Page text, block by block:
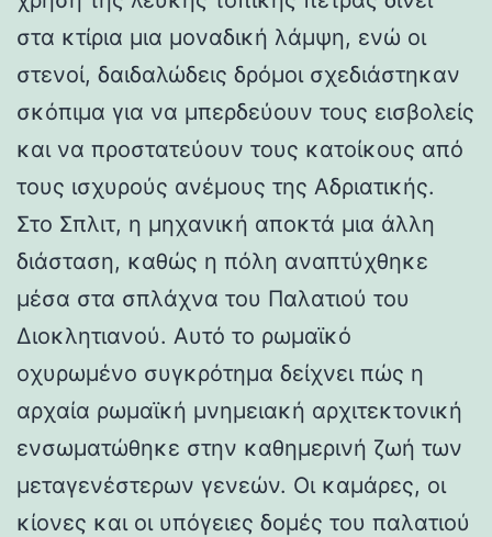
στα κτίρια μια μοναδική λάμψη, ενώ οι
στενοί, δαιδαλώδεις δρόμοι σχεδιάστηκαν
σκόπιμα για να μπερδεύουν τους εισβολείς
και να προστατεύουν τους κατοίκους από
τους ισχυρούς ανέμους της Αδριατικής.
Στο Σπλιτ, η μηχανική αποκτά μια άλλη
διάσταση, καθώς η πόλη αναπτύχθηκε
μέσα στα σπλάχνα του Παλατιού του
Διοκλητιανού. Αυτό το ρωμαϊκό
οχυρωμένο συγκρότημα δείχνει πώς η
αρχαία ρωμαϊκή μνημειακή αρχιτεκτονική
ενσωματώθηκε στην καθημερινή ζωή των
μεταγενέστερων γενεών. Οι καμάρες, οι
κίονες και οι υπόγειες δομές του παλατιού